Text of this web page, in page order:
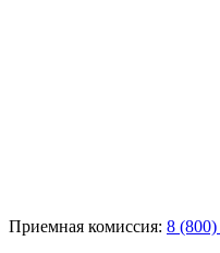
Приемная комиссия: 8